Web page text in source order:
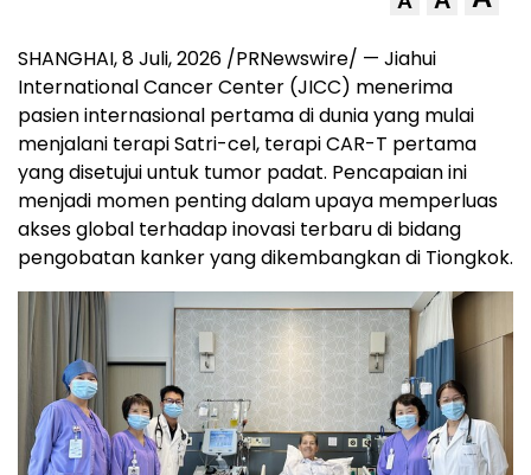
SHANGHAI,8 Juli, 2026 /PRNewswire/ — Jiahui
International Cancer Center (JICC) menerima
pasien internasional pertama di dunia yang mulai
menjalani terapi Satri-cel, terapi CAR-T pertama
yang disetujui untuk tumor padat. Pencapaian ini
menjadi momen penting dalam upaya memperluas
akses global terhadap inovasi terbaru di bidang
pengobatan kanker yang dikembangkan di Tiongkok.